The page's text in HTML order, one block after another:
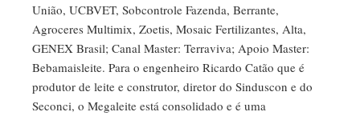
União, UCBVET, Sobcontrole Fazenda, Berrante,
Agroceres Multimix, Zoetis, Mosaic Fertilizantes, Alta,
GENEX Brasil; Canal Master: Terraviva; Apoio Master:
Bebamaisleite. Para o engenheiro Ricardo Catão que é
produtor de leite e construtor, diretor do Sinduscon e do
Seconci, o Megaleite está consolidado e é uma